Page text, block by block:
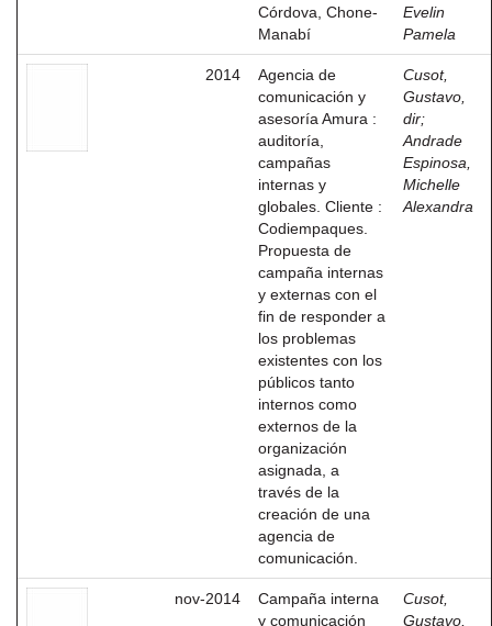
Córdova, Chone-
Manabí
Evelin
Pamela
2014
Agencia de
comunicación y
asesoría Amura :
auditoría,
campañas
internas y
globales. Cliente :
Codiempaques.
Propuesta de
campaña internas
y externas con el
fin de responder a
los problemas
existentes con los
públicos tanto
internos como
externos de la
organización
asignada, a
través de la
creación de una
agencia de
comunicación.
Cusot,
Gustavo,
dir;
Andrade
Espinosa,
Michelle
Alexandra
nov-2014
Campaña interna
y comunicación
Cusot,
Gustavo,